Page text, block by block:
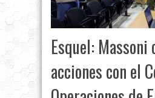
Esquel: Massoni
acciones con el